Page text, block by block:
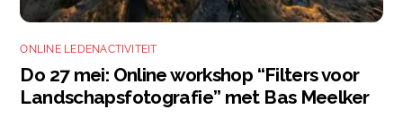
ONLINE LEDENACTIVITEIT
Do 27 mei: Online workshop “Filters voor
Landschapsfotografie” met Bas Meelker